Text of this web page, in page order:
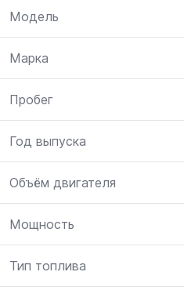
Модель
Марка
Пробег
Год выпуска
Объём двигателя
Мощность
Тип топлива